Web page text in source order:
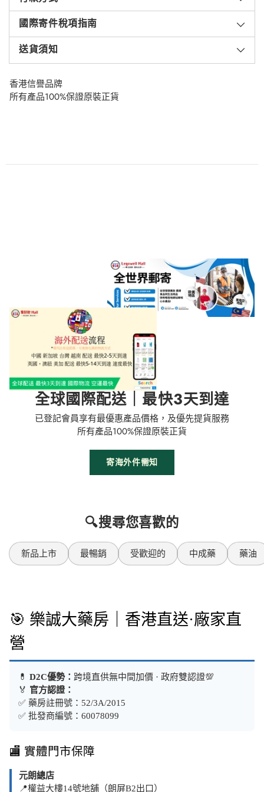
國際寄件稅項指南
送貨須知
香港信譽品牌
所有產品100%保證原裝正貨
全球國際配送｜最快3天到達
已登記會員享有最優惠產品價格，及優先提貨服務
所有產品100%保證原裝正貨
寄海外件需知
🔍搜尋您喜歡的
新品上市 最暢銷 受歡迎的 中成藥 藥油
🎯 樂誠大藥房｜香港直送·廠家直
營
💊 D2C優勢： 跨境直供無中間加價 · 政府雙認證💯
🏅 官方認證：
✅ 藥房註冊號：52/3A/2015
✅ 批發商編號：60078099
🏬 實體門市保障
元朗總店
📍權益大樓14號地舖（朗屏B2出口）